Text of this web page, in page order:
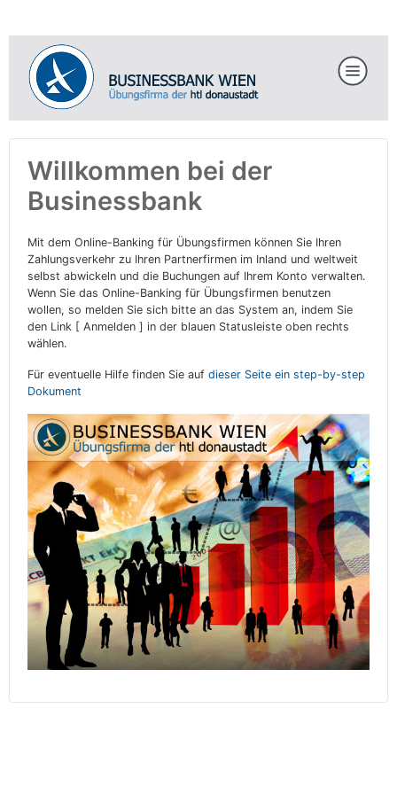
Willkommen bei der
Businessbank
Mit dem Online-Banking für Übungsfirmen können Sie Ihren
Zahlungsverkehr zu Ihren Partnerfirmen im Inland und weltweit
selbst abwickeln und die Buchungen auf Ihrem Konto verwalten.
Wenn Sie das Online-Banking für Übungsfirmen benutzen
wollen, so melden Sie sich bitte an das System an, indem Sie
den Link [ Anmelden ] in der blauen Statusleiste oben rechts
wählen.
Für eventuelle Hilfe finden Sie auf dieser Seite ein step-by-step
Dokument